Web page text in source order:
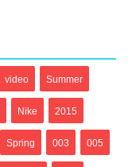
video Summer
Nike 2015
Spring 003 005